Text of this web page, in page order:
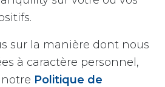
sur la manière dont nous
à caractère personnel,
Politique de